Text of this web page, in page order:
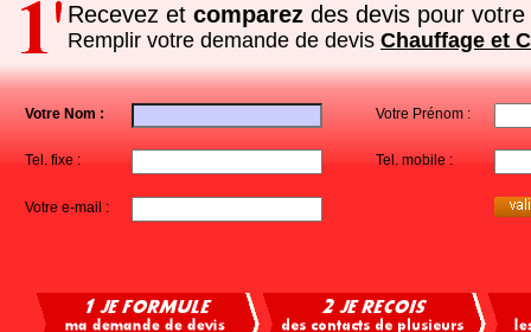
Recevez et comparez des devis pour votre
Remplir votre demande de devis Chauffage et
Votre Nom : Votre Prénom :
Tel. fixe : Tel. mobile :
Votre e-mail :